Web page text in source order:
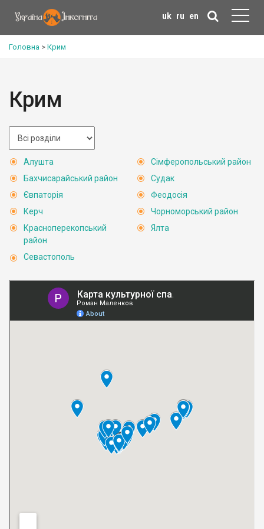
uk ru en
Головна > Крим
Крим
Алушта
Бахчисарайський район
Євпаторія
Керч
Красноперекопський
район
Севастополь
Сімферопольський район
Судак
Феодосія
Чорноморський район
Ялта